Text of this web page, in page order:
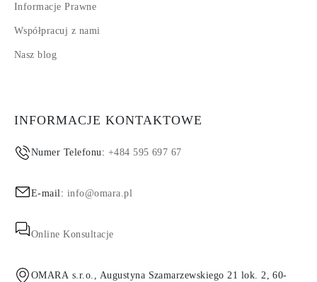
Informacje Prawne
Współpracuj z nami
Nasz blog
INFORMACJE KONTAKTOWE
Numer Telefonu: +484 595 697 67
E-mail: info@omara.pl
Online Konsultacje
OMARA s.r.o., Augustyna Szamarzewskiego 21 lok. 2, 60-